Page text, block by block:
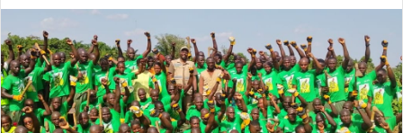
y
e
r